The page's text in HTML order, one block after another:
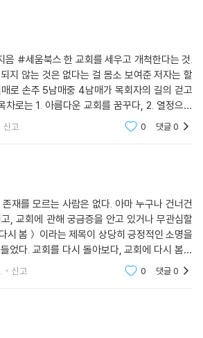
절망의 상징으로 보이는 듯했지만, 죽음의 권
건은 신자들에게 참된 희망의 표상이 되었습니
모든 교회는 그리스도를 유일한 희망으로 삼
어둠 속의 등불이 되어야 합니다. 독일의 신학
의 신학》 (대한기독교서회, 2017)에서 “그리스
는 분이시다. 희망의 원천이 그리스도이시다.
들에게 희망을 심어 주는 희망의 전달자가 되어
교회를 건축하고 개척하여 십수 년이 지났습니
빅 픽처(big picture)대로 풍성한 교회 사역
습니다. 때론 울고 웃고, 때론 한숨과 눈물로, 때
픔과 후회로, 때론 설렘과 기대로 교회 사역의 길
회의 사계절을 몸소 겪으며 나름 내공도 쌓이
습니다. 그러면서 결연한 각오가 생겼습니다.
든지, 설령 내게 있는 모든 것이 사라질지라도
을 바라리요 나의 소망은 주께 있나이다 _시 3
살면서 겪었던 이야기를 진솔하게 써 내려가
나 평범한 목사, 너무도 평범한 목회, 그러나 하
시간은 결코 평범하지 않습니다. 유재춘 목사
으로 주님 앞에 눈물 흘리는 이 땅의 목회자들에
‘봄’이 되기 때문이다.
항상 좁은 문을 선택한 이야기입니다. 그는 늘
이 아닌 고난과 눈물이 더 많았고, 배신과 구겨
다. 부디, 이 책이 많은 사람의 손에 전해져 목회
교회들의 영광을 경험하기를 바랍니다.
회, 『목회 멘토링』 저자)
, 다시 봄》은 ‘진솔한 그리스도인’이며 ‘뼛속까지
목회자’라는 것을 의미합니다. 이 책을 읽은 모
께하신 임마누엘 하나님이 자신과도 함께하신
#세움북스 한 교회를 세우고 개척한다는 것.
지 않는 것은 없다는 걸 몸소 보여준 저자는 할
로 손주 5남매중 4남매가 목회자의 길의 걷고
열매를 거두다, 4. 가슴 아픈 눈물을 흘리다,
신고 0 댓글0
존재를 모르는 사람은 없다. 아마 누구나 건너건
, 교회에 관해 궁금증을 안고 있거나 무관심할
시 봄＞ 이라는 제목이 상당히 긍정적인 소명을
었다. 교회를 다시 돌아보다, 교회에 다시 봄이
꽃이 피는 시기, 그렇기에 많은 꽃이 만개하여
신고 0 댓글0